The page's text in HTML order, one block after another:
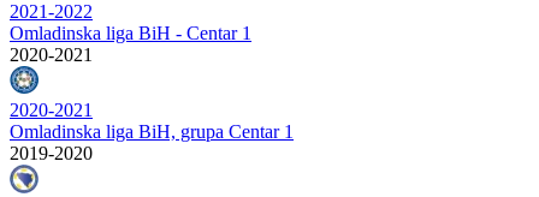
2021-2022
Omladinska liga BiH - Centar 1
2020-2021
2020-2021
Omladinska liga BiH, grupa Centar 1
2019-2020